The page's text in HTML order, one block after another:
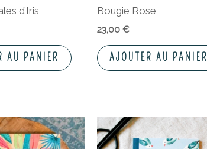
d’Iris
AU PANIER
Bougie Rose
23,00 €
AJOUTER AU PANIER